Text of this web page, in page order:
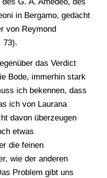
in Bergamo, gedacht
von Reymond
73).
das Verdict
Bode, immerhin stark
ich bekennen, dass
ich von Laurana
davon überzeugen
etwas
die feinen
wie der anderen
Problem gibt uns